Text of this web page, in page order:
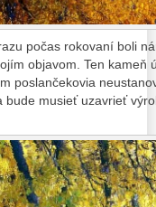
počas rokovaní boli
objavom. Ten kameň
poslančekovia
musieť uzavrieť